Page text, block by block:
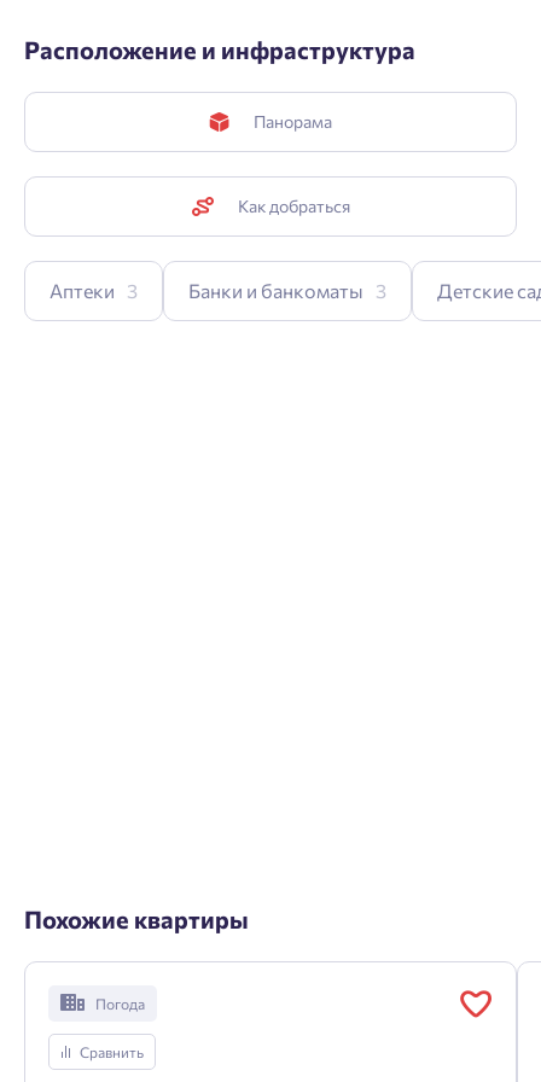
Расположение и инфраструктура
Панорама
Как добраться
Аптеки 3 Банки и банкоматы 3 Детские
Похожие квартиры
Погода
Сравнить